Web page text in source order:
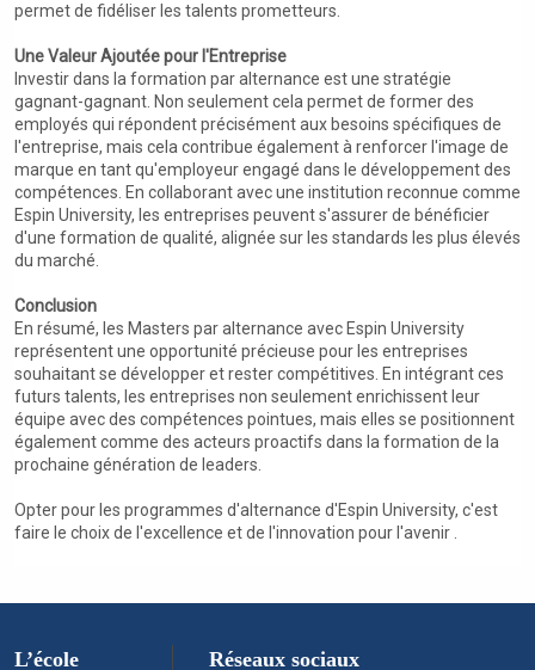
permet de fidéliser les talents prometteurs.
Une Valeur Ajoutée pour l'Entreprise
Investir dans la formation par alternance est une stratégie
gagnant-gagnant. Non seulement cela permet de former des
employés qui répondent précisément aux besoins spécifiques de
l'entreprise, mais cela contribue également à renforcer l'image de
marque en tant qu'employeur engagé dans le développement des
compétences. En collaborant avec une institution reconnue comme
Espin University, les entreprises peuvent s'assurer de bénéficier
d'une formation de qualité, alignée sur les standards les plus élevés
du marché.
Conclusion
En résumé, les Masters par alternance avec Espin University
représentent une opportunité précieuse pour les entreprises
souhaitant se développer et rester compétitives. En intégrant ces
futurs talents, les entreprises non seulement enrichissent leur
équipe avec des compétences pointues, mais elles se positionnent
également comme des acteurs proactifs dans la formation de la
prochaine génération de leaders.
Opter pour les programmes d'alternance d'Espin University, c'est
faire le choix de l'excellence et de l'innovation pour l'avenir .
L’école Réseaux sociaux